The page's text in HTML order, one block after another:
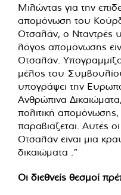
Μιλώντας για την
απομόνωση του
Οτσαλάν, ο Νταντρές
λόγος απομόνωσης
Οτσαλάν.
μέλος του
υπογράψει την
Ανθρώπινα
πολιτική
παραβιάζεται. Αυτές
Οτσαλάν είναι μια
δικαιώματα .”
Οι διεθνείς θεσμοί